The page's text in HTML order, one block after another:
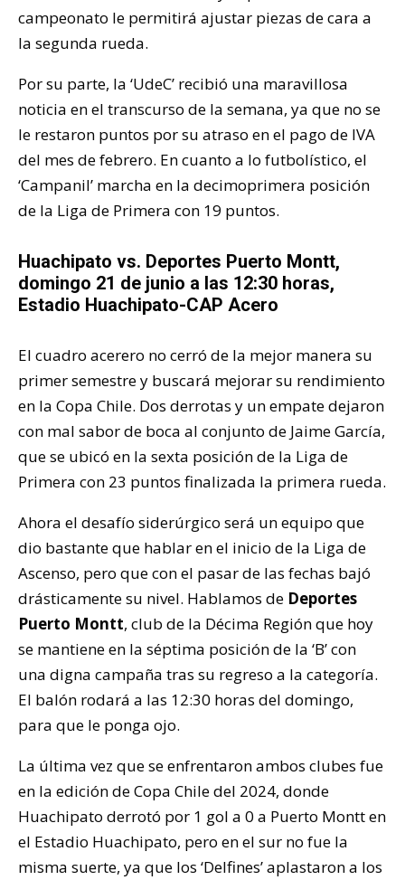
campeonato le permitirá ajustar piezas de cara a
la segunda rueda.
Por su parte, la ‘UdeC’ recibió una maravillosa
noticia en el transcurso de la semana, ya que no se
le restaron puntos por su atraso en el pago de IVA
del mes de febrero. En cuanto a lo futbolístico, el
‘Campanil’ marcha en la decimoprimera posición
de la Liga de Primera con 19 puntos.
Huachipato vs. Deportes Puerto Montt,
domingo 21 de junio a las 12:30 horas,
Estadio Huachipato-CAP Acero
El cuadro acerero no cerró de la mejor manera su
primer semestre y buscará mejorar su rendimiento
en la Copa Chile. Dos derrotas y un empate dejaron
con mal sabor de boca al conjunto de Jaime García,
que se ubicó en la sexta posición de la Liga de
Primera con 23 puntos finalizada la primera rueda.
Ahora el desafío siderúrgico será un equipo que
dio bastante que hablar en el inicio de la Liga de
Ascenso, pero que con el pasar de las fechas bajó
drásticamente su nivel. Hablamos de Deportes
Puerto Montt, club de la Décima Región que hoy
se mantiene en la séptima posición de la ‘B’ con
una digna campaña tras su regreso a la categoría.
El balón rodará a las 12:30 horas del domingo,
para que le ponga ojo.
La última vez que se enfrentaron ambos clubes fue
en la edición de Copa Chile del 2024, donde
Huachipato derrotó por 1 gol a 0 a Puerto Montt en
el Estadio Huachipato, pero en el sur no fue la
misma suerte, ya que los ‘Delfines’ aplastaron a los